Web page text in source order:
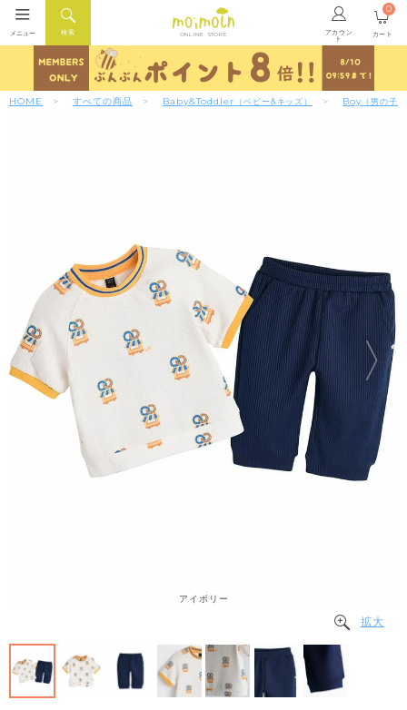
ONLINE STORE アカウン
ト
検索
メニュー カート
0
HOME すべての商品 Baby&Toddler （ベビー&キッズ） Boy （男の子）
アイボリー
拡大